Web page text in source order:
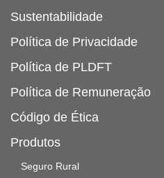
Sustentabilidade
Política de Privacidade
Política de PLDFT
Política de Remuneração
Código de Ética
Produtos
Seguro Rural